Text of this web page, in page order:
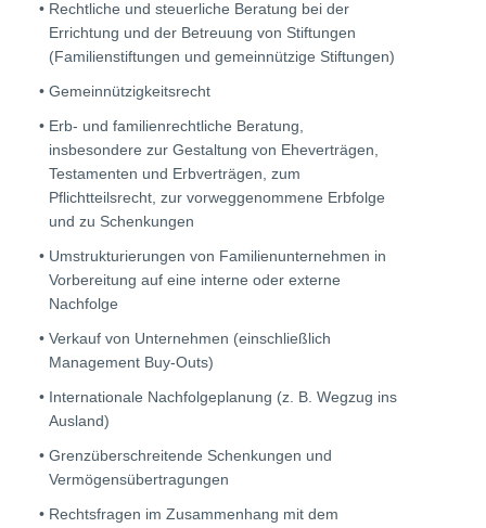
Rechtliche und steuerliche Beratung bei der
Errichtung und der Betreuung von Stiftungen
(Familienstiftungen und gemeinnützige Stiftungen)
Gemeinnützigkeitsrecht
Erb- und familienrechtliche Beratung,
insbesondere zur Gestaltung von Eheverträgen,
Testamenten und Erbverträgen, zum
Pflichtteilsrecht, zur vorweggenommene Erbfolge
und zu Schenkungen
Umstrukturierungen von Familienunternehmen in
Vorbereitung auf eine interne oder externe
Nachfolge
Verkauf von Unternehmen (einschließlich
Management Buy-Outs)
Internationale Nachfolgeplanung (z. B. Wegzug ins
Ausland)
Grenzüberschreitende Schenkungen und
Vermögensübertragungen
Rechtsfragen im Zusammenhang mit dem